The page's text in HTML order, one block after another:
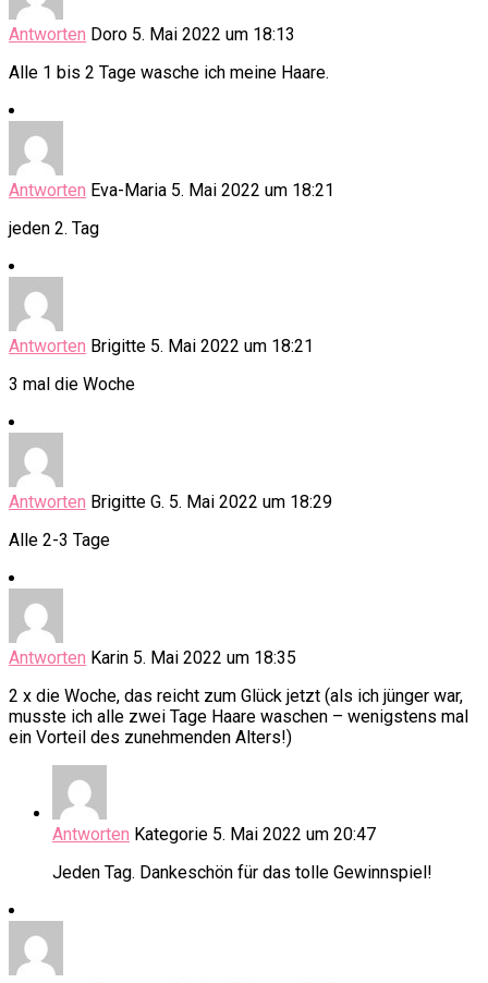
Antworten Doro 5. Mai 2022 um 18:13
Alle 1 bis 2 Tage wasche ich meine Haare.
Antworten Eva-Maria 5. Mai 2022 um 18:21
jeden 2. Tag
Antworten Brigitte 5. Mai 2022 um 18:21
3 mal die Woche
Antworten Brigitte G. 5. Mai 2022 um 18:29
Alle 2-3 Tage
Antworten Karin 5. Mai 2022 um 18:35
2 x die Woche, das reicht zum Glück jetzt (als ich jünger war,
musste ich alle zwei Tage Haare waschen – wenigstens mal
ein Vorteil des zunehmenden Alters!)
Antworten Kategorie 5. Mai 2022 um 20:47
Jeden Tag. Dankeschön für das tolle Gewinnspiel!